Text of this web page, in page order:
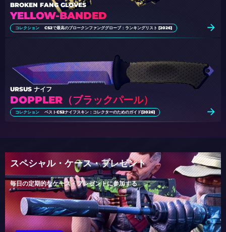
YELLOW-BANDED
BROKEN FANG GLOVES
コレクション CS2で最高のブロークンファンググローブ：ランキングリスト [2026]
DOPPLER（ブラックパール）
URSUS ナイフ
コレクション ベストCS2ナイフスキン：コレクターのためのガイド[2026]
スペシャル・ケース・プレゼント
毎日の定期的なケース・プレゼントに参加する